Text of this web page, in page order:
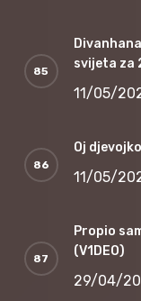
svijeta za
11/05/
Oj
11/05/
Propio
(V1DEO)
29/04/